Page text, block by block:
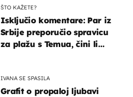
ŠTO KAŽETE?
Isključio komentare: Par iz
Srbije preporučio spravicu
za plažu s Temua, čini li
IVANA SE SPASILA
Grafit o propaloj ljubavi